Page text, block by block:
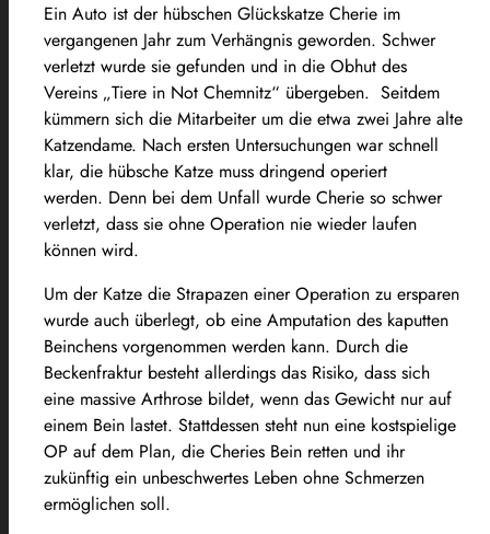
Ein Auto ist der hübschen Glückskatze Cherie im
vergangenen Jahr zum Verhängnis geworden. Schwer
verletzt wurde sie gefunden und in die Obhut des
Vereins „Tiere in Not Chemnitz“ übergeben. Seitdem
kümmern sich die Mitarbeiter um die etwa zwei Jahre alte
Katzendame. Nach ersten Untersuchungen war schnell
klar, die hübsche Katze muss dringend operiert
werden. Denn bei dem Unfall wurde Cherie so schwer
verletzt, dass sie ohne Operation nie wieder laufen
können wird.
Um der Katze die Strapazen einer Operation zu ersparen
wurde auch überlegt, ob eine Amputation des kaputten
Beinchens vorgenommen werden kann. Durch die
Beckenfraktur besteht allerdings das Risiko, dass sich
eine massive Arthrose bildet, wenn das Gewicht nur auf
einem Bein lastet. Stattdessen steht nun eine kostspielige
OP auf dem Plan, die Cheries Bein retten und ihr
zukünftig ein unbeschwertes Leben ohne Schmerzen
ermöglichen soll.